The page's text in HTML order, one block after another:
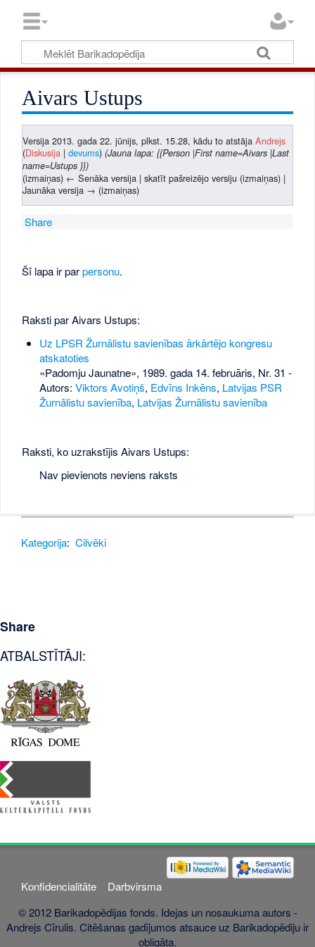
Aivars Ustups
Versija 2013. gada 22. jūnijs, plkst. 15.28, kādu to atstājaAndrejs
(Diskusija |devums) (Jauna lapa: {{Person |First name=Aivars |Last
name=Ustups }})
(izmaiņas) ← Senāka versija | skatīt pašreizējo versiju (izmaiņas) |
Jaunāka versija → (izmaiņas)
Share
Šī lapa ir parpersonu.
Raksti par Aivars Ustups:
Uz LPSR Žurnālistu savienības ārkārtējo kongresu
atskatoties
«Padomju Jaunatne», 1989. gada 14. februāris, Nr. 31 -
Autors: Viktors Avotiņš, Edvīns Inkēns, Latvijas PSR
Žurnālistu savienība, Latvijas Žurnālistu savienība
Raksti, ko uzrakstījis Aivars Ustups:
Nav pievienots neviens raksts
Kategorija: Cilvēki
Share
ATBALSTĪTĀJI:
Konfidencialitāte
Darbvirsma
© 2012 Barikadopēdijas fonds. Idejas un nosaukuma autors -
Andrejs Cīrulis. Citēšanas gadījumos atsauce uz Barikadopēdiju ir
obligāta.